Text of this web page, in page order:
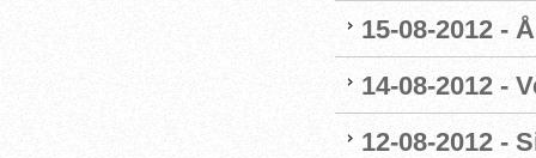
15-08-2012 -
14-08-2012 -
12-08-2012 -